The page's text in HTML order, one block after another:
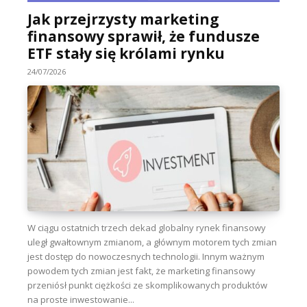
Jak przejrzysty marketing
finansowy sprawił, że fundusze
ETF stały się królami rynku
24/07/2026
W ciągu ostatnich trzech dekad globalny rynek finansowy
uległ gwałtownym zmianom, a głównym motorem tych zmian
jest dostęp do nowoczesnych technologii. Innym ważnym
powodem tych zmian jest fakt, że marketing finansowy
przeniósł punkt ciężkości ze skomplikowanych produktów
na proste inwestowanie...